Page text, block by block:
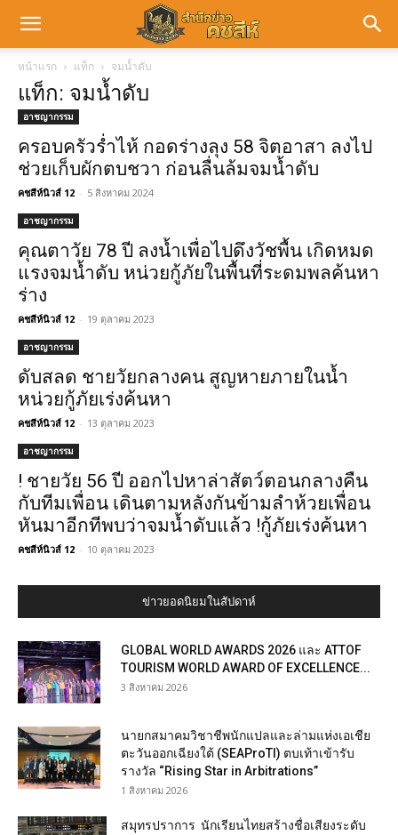
หน้าแรก แท็ก จมน้ำดับ
แท็ก: จมน้ำดับ
อาชญากรรม
ครอบครัวร่ำไห้ กอดร่างลุง 58 จิตอาสา ลงไป
ช่วยเก็บผักตบชวา ก่อนลื่นล้มจมน้ำดับ
คชสีห์นิวส์ 12 - 5 สิงหาคม 2024
อาชญากรรม
คุณตาวัย 78 ปี ลงน้ำเพื่อไปดึงวัชพื้น เกิดหมด
แรงจมน้ำดับ หน่วยกู้ภัยในพื้นที่ระดมพลค้นหา
ร่าง
คชสีห์นิวส์ 12 - 19 ตุลาคม 2023
อาชญากรรม
ดับสลด ชายวัยกลางคน สูญหายภายในน้ำ
หน่วยกู้ภัยเร่งค้นหา
คชสีห์นิวส์ 12 - 13 ตุลาคม 2023
อาชญากรรม
! ชายวัย 56 ปี ออกไปหาล่าสัตว์ตอนกลางคืน
กับทีมเพื่อน เดินตามหลังกันข้ามลำห้วยเพื่อน
หันมาอีกทีพบว่าจมน้ำดับแล้ว !กู้ภัยเร่งค้นหา
คชสีห์นิวส์ 12 - 10 ตุลาคม 2023
ข่าวยอดนิยมในสัปดาห์
GLOBAL WORLD AWARDS 2026 และ ATTOF
TOURISM WORLD AWARD OF EXCELLENCE...
3 สิงหาคม 2026
นายกสมาคมวิชาชีพนักแปลและล่ามแห่งเอเชีย
ตะวันออกเฉียงใต้ (SEAProTI) ตบเท้าเข้ารับ
รางวัล “Rising Star in Arbitrations”
1 สิงหาคม 2026
สมุทรปราการ นักเรียนไทยสร้างชื่อเสียงระดับ